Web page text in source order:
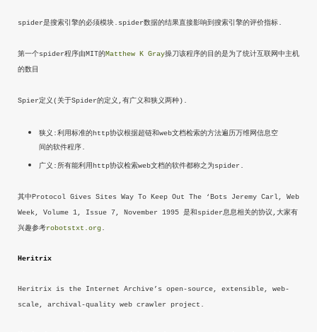
spider是搜索引擎的必须模块.spider数据的结果直接影响到搜索引擎的评价指标.
第一个spider程序由MIT的Matthew K Gray操刀该程序的目的是为了统计互联网中主机
的数目
Spier定义(关于Spider的定义,有广义和狭义两种).
狭义:利用标准的http协议根据超链和web文档检索的方法遍历万维网信息空
间的软件程序.
广义:所有能利用http协议检索web文档的软件都称之为spider.
其中Protocol Gives Sites Way To Keep Out The ‘Bots Jeremy Carl, Web
Week, Volume 1, Issue 7, November 1995 是和spider息息相关的协议,大家有
兴趣参考robotstxt.org.
Heritrix
Heritrix is the Internet Archive’s open-source, extensible, web-
scale, archival-quality web crawler project.